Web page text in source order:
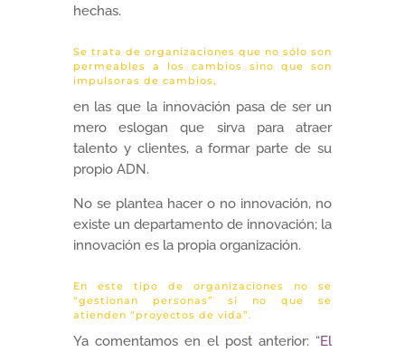
hechas.
Se trata de organizaciones que no sólo son
permeables a los cambios sino que son
impulsoras de cambios,
en las que la innovación pasa de ser un
mero eslogan que sirva para atraer
talento y clientes, a formar parte de su
propio ADN.
No se plantea hacer o no innovación, no
existe un departamento de innovación; la
innovación es la propia organización.
En este tipo de organizaciones no se
“gestionan personas” si no que se
atienden “proyectos de vida”.
Ya comentamos en el post anterior: “El